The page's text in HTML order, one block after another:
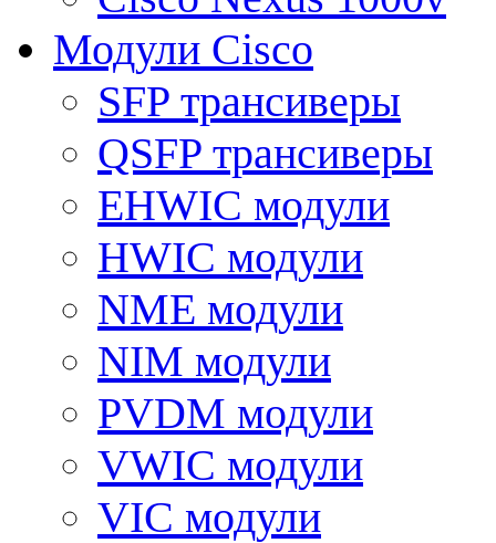
Модули Cisco
SFP трансиверы
QSFP трансиверы
EHWIC модули
HWIC модули
NME модули
NIM модули
PVDM модули
VWIC модули
VIC модули